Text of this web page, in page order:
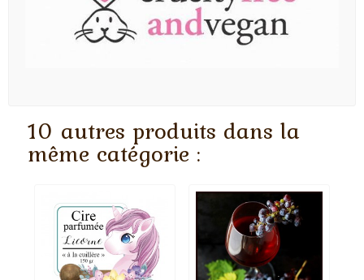
10 autres produits dans la
même catégorie :